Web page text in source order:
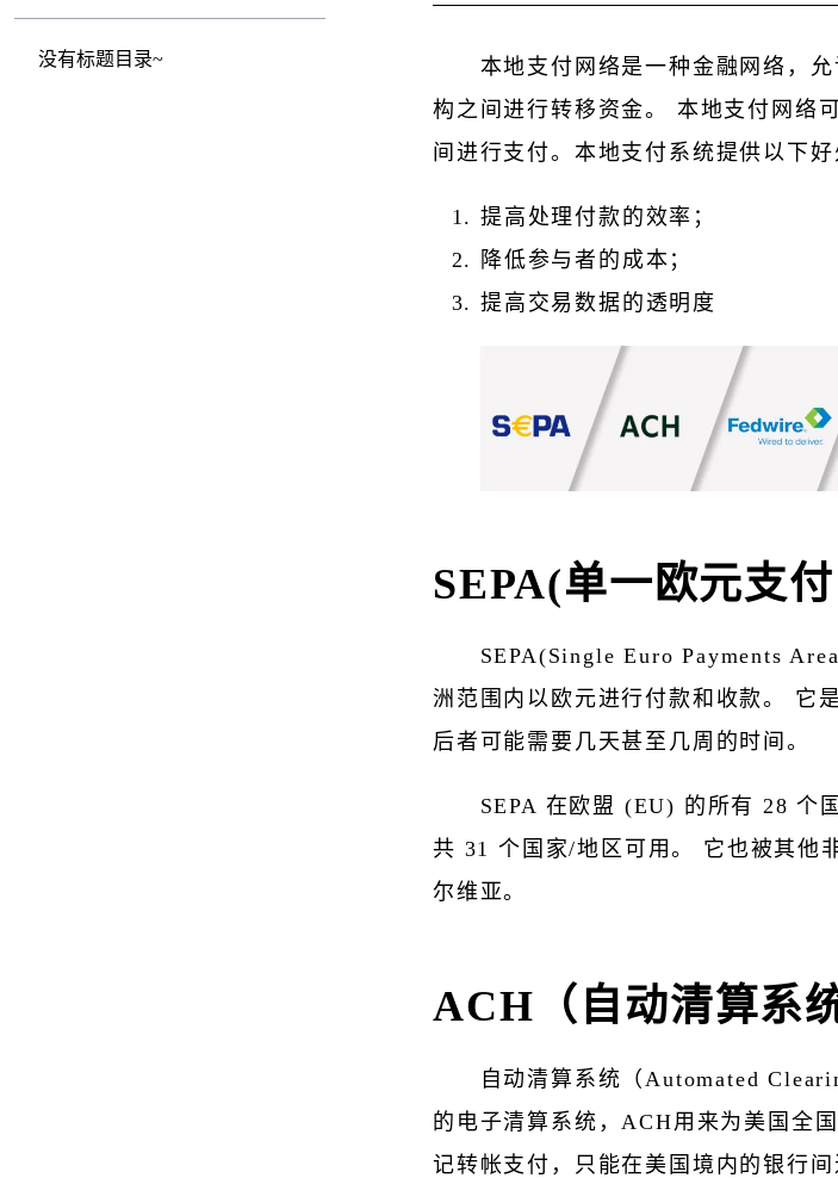
没有标题目录~
本地支付网络是一种金融网络，
构之间进行转移资金。 本地支付网络
间进行支付。本地支付系统提供以下好
提高处理付款的效率；
降低参与者的成本；
提高交易数据的透明度
SEPA(单一欧元支付
SEPA(Single Euro Payments
洲范围内以欧元进行付款和收款。 它
后者可能需要几天甚至几周的时间。
SEPA 在欧盟 (EU) 的所有 28 个
共 31 个国家/地区可用。 它也被其他
尔维亚。
ACH（自动清算系统
自动清算系统（Automated
的电子清算系统，ACH用来为美国全
记转帐支付，只能在美国境内的银行